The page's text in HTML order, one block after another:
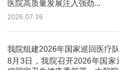
医院高质量发展注入强劲...
2026.07.16
我院组建2026年国家巡回医疗
8月3日，我院召开2026年国